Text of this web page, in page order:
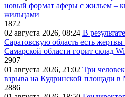
новый формат аферы с жильем –
жильцами
1872
02 августа 2026, 08:24 В
Саратовскую область есть
Самарской области горит склад
2907
01 августа 2026, 21:02 Три
взрыва на Кудринской площади в
2886